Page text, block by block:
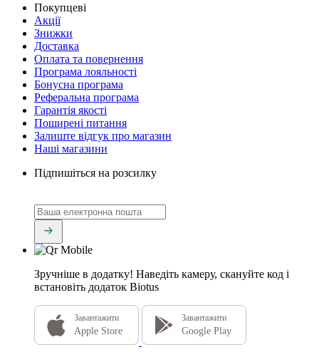
Покупцеві
Акції
Знижки
Доставка
Оплата та повернення
Програма лояльності
Бонусна програма
Реферальна програма
Гарантія якості
Поширені питання
Залиште відгук про магазин
Наші магазини
Підпишіться на розсилку
Зручніше в додатку! Наведіть камеру, скануйте код і
встановіть додаток Biotus
Завантажити
Apple Store
Завантажити
Google Play